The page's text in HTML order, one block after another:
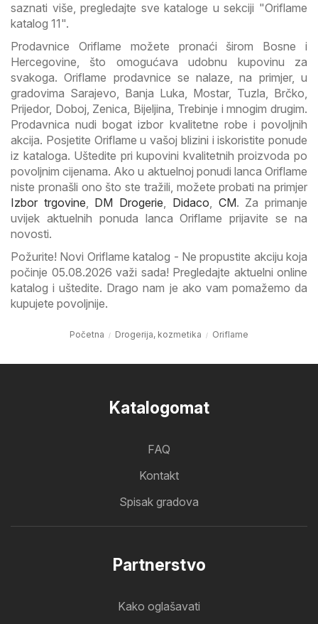
saznati više, pregledajte sve kataloge u sekciji "Oriflame
katalog 11".
Prodavnice Oriflame možete pronaći širom Bosne i
Hercegovine, što omogućava udobnu kupovinu za
svakoga. Oriflame prodavnice se nalaze, na primjer, u
gradovima Sarajevo, Banja Luka, Mostar, Tuzla, Brčko,
Prijedor, Doboj, Zenica, Bijeljina, Trebinje i mnogim drugim.
Prodavnica nudi bogat izbor kvalitetne robe i povoljnih
akcija. Posjetite Oriflame u vašoj blizini i iskoristite ponude
iz kataloga. Uštedite pri kupovini kvalitetnih proizvoda po
povoljnim cijenama. Ako u aktuelnoj ponudi lanca Oriflame
niste pronašli ono što ste tražili, možete probati na primjer
Izbor trgovine, DM Drogerie, Didaco, CM. Za primanje
uvijek aktuelnih ponuda lanca Oriflame prijavite se na
novosti.
Požurite! Novi Oriflame katalog - Ne propustite akciju koja
počinje 05.08.2026 važi sada! Pregledajte aktuelni online
katalog i uštedite. Drago nam je ako vam pomažemo da
kupujete povoljnije.
Početna Drogerija, kozmetika Oriflame
Katalogomat
FAQ
Kontakt
Spisak gradova
Partnerstvo
Kako oglašavati